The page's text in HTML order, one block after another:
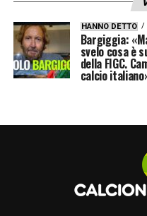
HANNO DETTO
Bargiggia:
svelo cosa è
della FIGC.
calcio